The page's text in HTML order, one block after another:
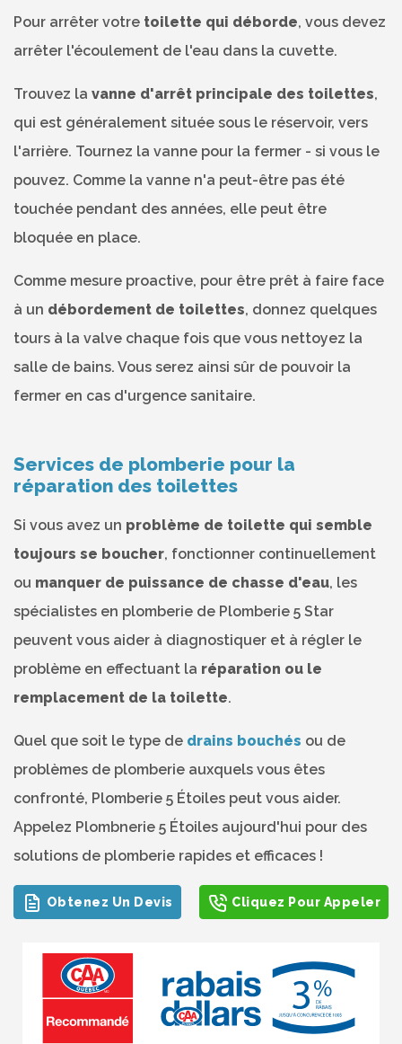
Pour arrêter votre toilette qui déborde, vous devez
arrêter l'écoulement de l'eau dans la cuvette.
Trouvez la vanne d'arrêt principale des toilettes,
qui est généralement située sous le réservoir, vers
l'arrière. Tournez la vanne pour la fermer - si vous le
pouvez. Comme la vanne n'a peut-être pas été
touchée pendant des années, elle peut être
bloquée en place.
Comme mesure proactive, pour être prêt à faire face
à un débordement de toilettes, donnez quelques
tours à la valve chaque fois que vous nettoyez la
salle de bains. Vous serez ainsi sûr de pouvoir la
fermer en cas d'urgence sanitaire.
Services de plomberie pour la
réparation des toilettes
Si vous avez un problème de toilette qui semble
toujours se boucher, fonctionner continuellement
ou manquer de puissance de chasse d'eau, les
spécialistes en plomberie de Plomberie 5 Star
peuvent vous aider à diagnostiquer et à régler le
problème en effectuant la réparation ou le
remplacement de la toilette.
Quel que soit le type de drains bouchés ou de
problèmes de plomberie auxquels vous êtes
confronté, Plomberie 5 Étoiles peut vous aider.
Appelez Plombnerie 5 Étoiles aujourd'hui pour des
solutions de plomberie rapides et efficaces !
Obtenez Un Devis Cliquez Pour Appeler